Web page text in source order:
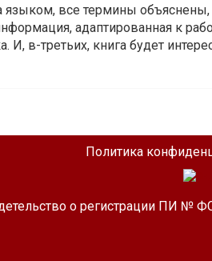
языком, все термины объяснены,
адаптированная к
в-третьих, книга будет
Политика
о регистрации ПИ №